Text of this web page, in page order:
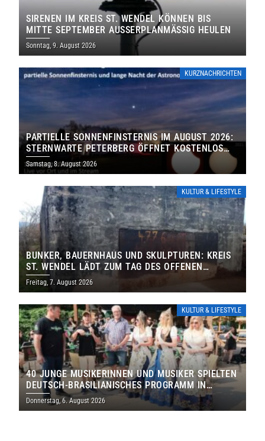
SIRENEN IM KREIS ST. WENDEL KÖNNEN BIS
MITTE SEPTEMBER AUSSERPLANMÄSSIG HEULEN
Sonntag, 9. August 2026
KURZNACHRICHTEN
PARTIELLE SONNENFINSTERNIS IM AUGUST 2026:
STERNWARTE PETERBERG ÖFFNET KOSTENLOS
IHRE TORE
Samstag, 8. August 2026
KULTUR & LIFESTYLE
BUNKER, BAUERNHAUS UND SKULPTUREN: KREIS
ST. WENDEL LÄDT ZUM TAG DES OFFENEN
DENKMALS EIN
Freitag, 7. August 2026
KULTUR & LIFESTYLE
40 JUNGE MUSIKERINNEN UND MUSIKER SPIELTEN
DEUTSCH-BRASILIANISCHES PROGRAMM IN
THOLEY
Donnerstag, 6. August 2026